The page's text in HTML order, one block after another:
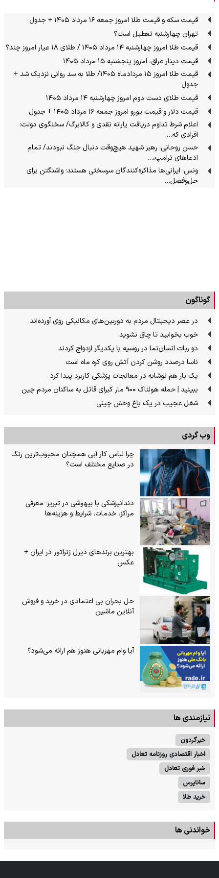
قیمت سکه و قیمت طلا امروز جمعه ۱۶ مرداد ۱۴۰۵ + جدول
تهران چهارشنبه تعطیل است؟
قیمت طلا امروز چهارشنبه ۱۴ مرداد ۱۴۰۵ / طلای ۱۸ عیار امروز چند؟
قیمت دینار عراق، امروز پنجشنبه ۱۵ مرداد ۱۴۰۵
قیمت طلا امروز ۱۵ مردادماه ۱۴۰۵/ طلا به سد روانی نزدیک شد +
جدول
قیمت طلای دست دوم امروز چهارشنبه ۱۴ مرداد ۱۴۰۵
قیمت دلار و قیمت یورو امروز جمعه ۱۶ مرداد ۱۴۰۵ + جدول
اعلام شرط تداوم دریافت یارانه نقدی و کالابرگ/ سخنگوی دولت:
افرادی که…
حسن روحانی: رهبر شهید هیچ‌وقت دنبال جنگ نبودند/ تمام
ادعاهای ترامپ،…
ونس: ایرانی‌ها مذاکره‌کنندگان سرسختی هستند؛ واشنگتن برای
حل‌وفصل…
گوناگون
در عصر دیجیتال مردم به دوربین‌های مکانیکی روی آورده‌اند
خوب بخوابید تا چاق نشوید
دو ربات انسان‌نما در روسیه با یکدیگر ازدواج کردند
ناسا درصدد روشن کردن آتش روی کره ماه است
یک بار هم نوشابه در معالجات پزشکی کاربرد پیدا کرد
ببینید | حمله هولناک ۹۰۰ مار کبرای قاتل به ساکنان مردم چین
شغل عجیب در یک باغ وحش چینی
وب گردی
چرا لباس کار آبی همچنان محبوب‌ترین رنگ
در صنایع مختلف است؟
دندانپزشکی با بیهوشی در تبریز؛ معرفی
مراکز، خدمات، شرایط و هزینه‌ها
بهترین برندهای دیزل ژنراتور در ایران +
عکس
حل بحران بی‌ اعتمادی در خرید و فروش
آنلاین ماشین
آیا وام مهربانی هنوز هم ارائه می‌شود؟
نیازمندی ها
خبرگردون
اخبار اقتصادی روزنامه تعادل
خبر فوری تعادل
ساناپرس
خرید طلا
خواندنی ها